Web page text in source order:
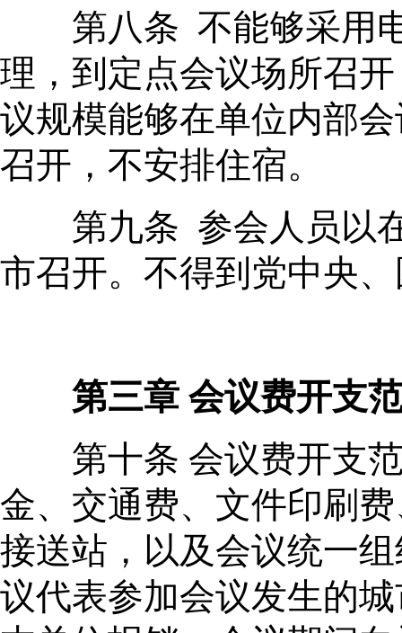
第八条 不能够采用电
理，到定点会议场所召
议规模能够在单位内部
召开，不安排住宿。
第九条 参会人员以在
市召开。不得到党中央
第三章 会议费开支
第十条 会议费开支范
金、交通费、文件印刷
接送站，以及会议统一
议代表参加会议发生的